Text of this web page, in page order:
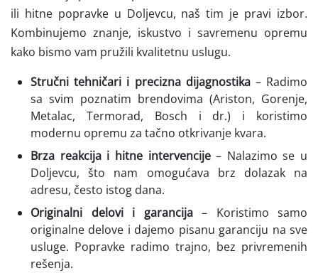
ili hitne popravke u Doljevcu, naš tim je pravi izbor.
Kombinujemo znanje, iskustvo i savremenu opremu
kako bismo vam pružili kvalitetnu uslugu.
Stručni tehničari i precizna dijagnostika– Radimo
sa svim poznatim brendovima (Ariston, Gorenje,
Metalac, Termorad, Bosch i dr.) i koristimo
modernu opremu za tačno otkrivanje kvara.
Brza reakcija i hitne intervencije– Nalazimo se u
Doljevcu, što nam omogućava brz dolazak na
adresu, često istog dana.
Originalni delovi i garancija– Koristimo samo
originalne delove i dajemo pisanu garanciju na sve
usluge. Popravke radimo trajno, bez privremenih
rešenja.